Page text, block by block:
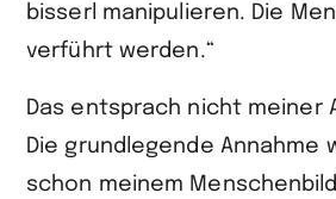
bisserl manipulieren. Die
verführt werden.“
Das entsprach nicht meiner
Die grundlegende Annahme
schon meinem